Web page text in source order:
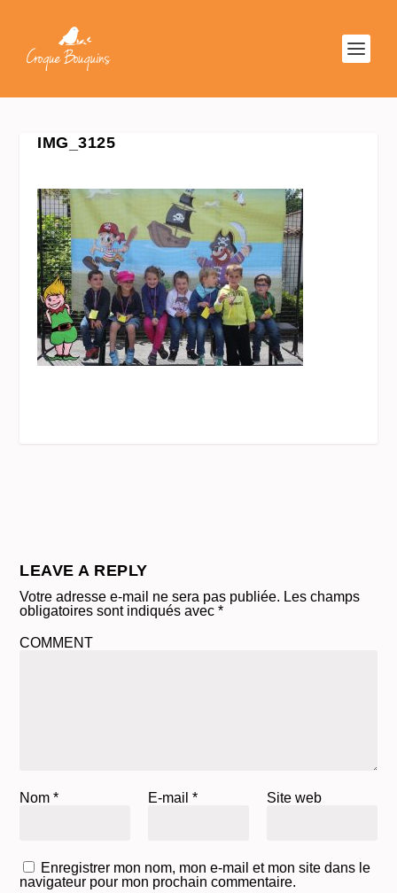
IMG_3125
LEAVE A REPLY
Votre adresse e-mail ne sera pas publiée. Les champs
obligatoires sont indiqués avec*
COMMENT
Nom* E-mail * Site web
Enregistrer mon nom, mon e-mail et mon site dans le
navigateur pour mon prochain commentaire.